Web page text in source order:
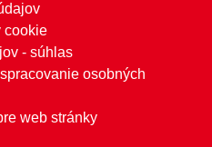
cookie
- súhlas
osobných
web stránky